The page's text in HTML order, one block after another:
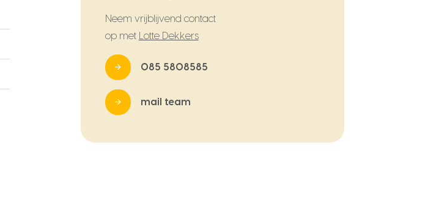
Neem vrijblijvend contact
op met
Lotte Dekkers
085 5808585
mail team